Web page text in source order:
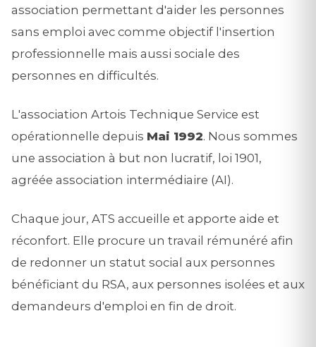
association permettant d'aider les personnes
sans emploi avec comme objectif l'insertion
professionnelle mais aussi sociale des
personnes en difficultés.
L'association Artois Technique Service est
opérationnelle depuis Mai 1992. Nous sommes
une association à but non lucratif, loi 1901,
agréée association intermédiaire (AI).
Chaque jour, ATS accueille et apporte aide et
réconfort. Elle procure un travail rémunéré afin
de redonner un statut social aux personnes
bénéficiant du RSA, aux personnes isolées et aux
demandeurs d'emploi en fin de droit.